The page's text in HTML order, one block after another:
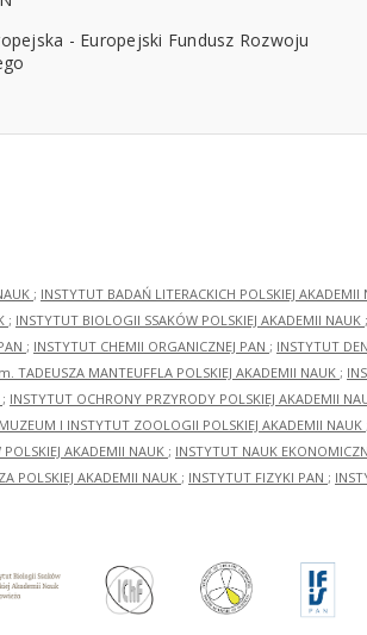
; INSTYTUT BADAŃ LITERACKICH POLSKIEJ AKADEMII
; INSTYTUT BIOLOGII SSAKÓW POLSKIEJ AKADEMII NAUK ;
; INSTYTUT CHEMII ORGANICZNEJ PAN ; INSTYTUT
TADEUSZA MANTEUFFLA POLSKIEJ AKADEMII NAUK ;
; INSTYTUT OCHRONY PRZYRODY POLSKIEJ AKADEMII
MUZEUM I INSTYTUT ZOOLOGII POLSKIEJ AKADEMII NAUK
AKADEMII NAUK ; INSTYTUT NAUK
POLSKIEJ AKADEMII NAUK ; INSTYTUT FIZYKI PAN ;